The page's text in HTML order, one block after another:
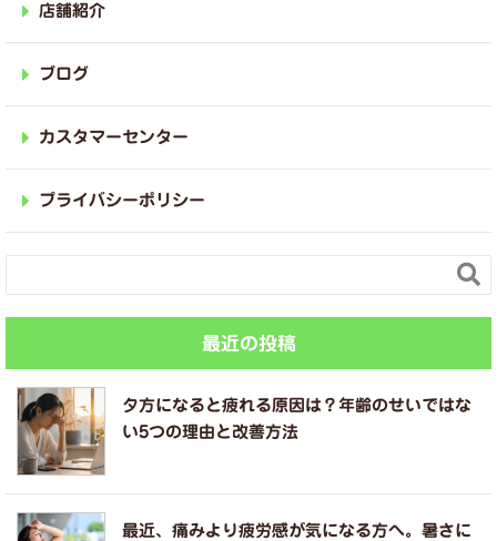
店舗紹介
ブログ
カスタマーセンター
プライバシーポリシー

最近の投稿
夕方になると疲れる原因は？年齢のせいではな
い5つの理由と改善方法
最近、痛みより疲労感が気になる方へ。暑さに